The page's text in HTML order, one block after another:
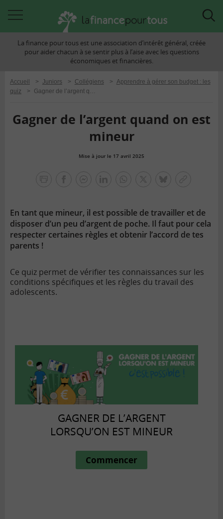
àLa finance pour tous est une association d’intérêt général, créée
pour aider chacun à se sentir plus à l’aise avec les questions
économiques et financières.
Accueil > Juniors > Collégiens > Apprendre à gérer son budget : les
quiz
> Gagner de l’argent quand on est mineur
Gagner de l’argent quand on est
mineur
Mise à jour le 17 avril 2025
En tant que mineur, il est possible de travailler et de
disposer d’un peu d’argent de poche. Il faut pour cela
respecter certaines règles et obtenir l’accord de tes
parents !
Ce quiz permet de vérifier tes connaissances sur les
conditions spécifiques et les règles du travail des
adolescents.
GAGNER DE L’ARGENT
LORSQU’ON EST MINEUR